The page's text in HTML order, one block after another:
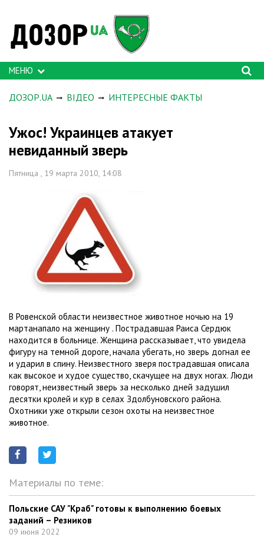
МЕНЮ
ДОЗОР.UA ВІДЕО ИНТЕРЕСНЫЕ ФАКТЫ
Ужос! Украинцев атакует
невиданный зверь
Пятница , 19 марта 2010, 14:08
В Ровенской области неизвестное животное ночью на 19
мартанапало на женщину . Пострадавшая Раиса Сердюк
находится в больнице. Женщина рассказывает, что увидела
фигуру на темной дороге, начала убегать, но зверь догнал ее
и ударил в спину. Неизвестного зверя пострадавшая описала
как высокое и худое существо, скачущее на двух ногах. Люди
говорят, неизвестный зверь за несколько дней задушил
десятки кролей и кур в селах Здолбуновского района.
Охотники уже открыли сезон охоты на неизвестное
животное.
Материалы по теме:
Польские САУ "Краб" готовы к выполнению боевых
заданий – Резников
09 июня 2022